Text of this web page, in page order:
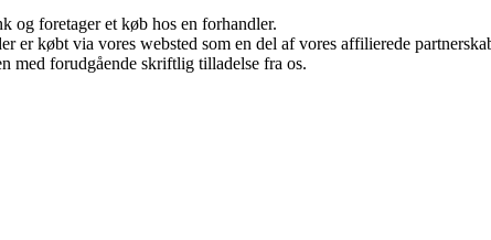
foretager et køb hos en forhandler.
købt via vores websted som en del af vores affilierede
med forudgående skriftlig tilladelse fra os.